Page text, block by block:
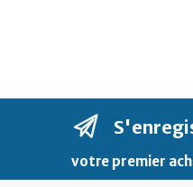
votre premier